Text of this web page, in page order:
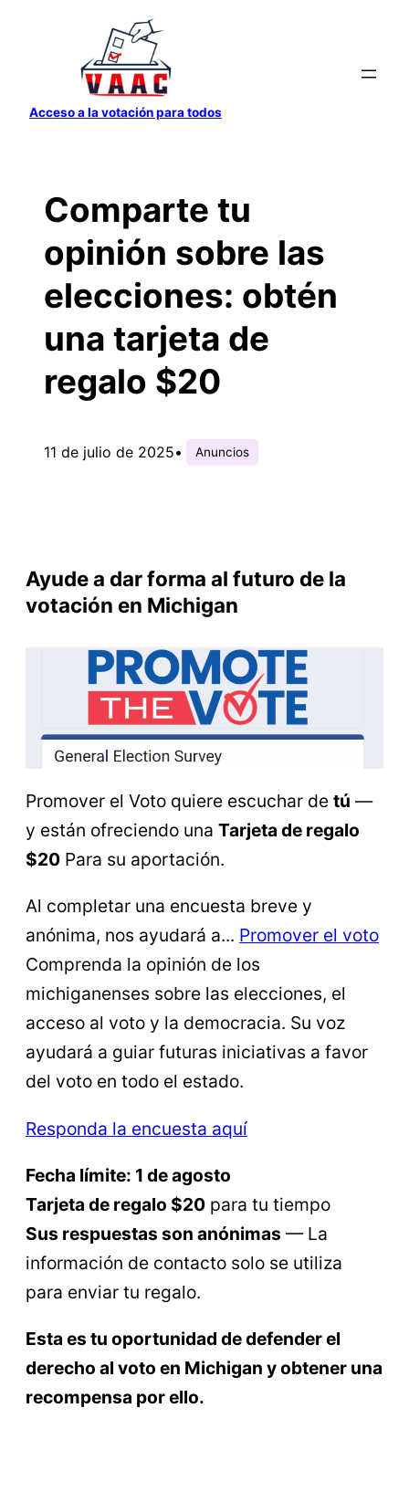
contenido
Acceso a la votación para todos
Comparte tu
opinión sobre las
elecciones: obtén
una tarjeta de
regalo $20
11 de julio de 2025• Anuncios
Ayude a dar forma al futuro de la
votación en Michigan
Promover el Voto quiere escuchar de tú —
y están ofreciendo una Tarjeta de regalo
$20 Para su aportación.
Al completar una encuesta breve y
anónima, nos ayudará a... Promover el voto
Comprenda la opinión de los
michiganenses sobre las elecciones, el
acceso al voto y la democracia. Su voz
ayudará a guiar futuras iniciativas a favor
del voto en todo el estado.
Responda la encuesta aquí
Fecha límite: 1 de agosto
Tarjeta de regalo $20 para tu tiempo
Sus respuestas son anónimas — La
información de contacto solo se utiliza
para enviar tu regalo.
Esta es tu oportunidad de defender el
derecho al voto en Michigan y obtener una
recompensa por ello.